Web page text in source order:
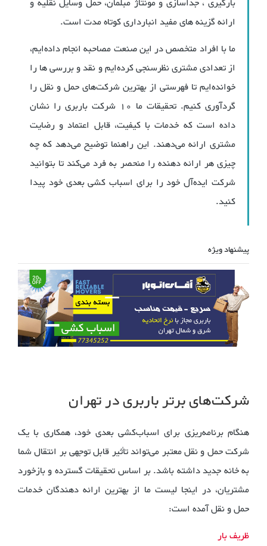
ارائه گزینه های مفید انبارداری کوتاه مدت است.
ما با افراد متخصص در این صنعت مصاحبه انجام داده‌ایم،
از تعدادی مشتری نظرسنجی کرده‌ایم و نقد و بررسی ها را
خوانده‌ایم تا فهرستی از بهترین شرکت‌های حمل و نقل را
گردآوری کنیم. تحقیقات ما 10 شرکت باربری را نشان
داده است که خدمات با کیفیت، قابل اعتماد و رضایت
مشتری ارائه می‌دهند. این راهنما توضیح می‌دهد که چه
چیزی هر ارائه دهنده را منحصر به فرد می‌کند تا بتوانید
شرکت ایده‌آل خود را برای اسباب کشی بعدی خود پیدا
کنید.
پیشنهاد ویژه
شرکت‌های برتر باربری در تهران
هنگام برنامه‌ریزی برای اسباب‌کشی بعدی خود، همکاری با یک
شرکت حمل و نقل معتبر می‌تواند تأثیر قابل توجهی بر انتقال شما
به خانه جدید داشته باشد. بر اساس تحقیقات گسترده و بازخورد
مشتریان، در اینجا لیست ما از بهترین ارائه دهندگان خدمات
حمل و نقل آمده است:
ظریف بار